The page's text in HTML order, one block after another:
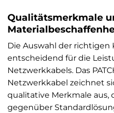
Qualitätsmerkmale
Die Auswahl der
entscheidend für die
Netzwerkkabels. Das
Netzwerkkabel zeichnet
qualitative Merkmale aus,
gegenüber